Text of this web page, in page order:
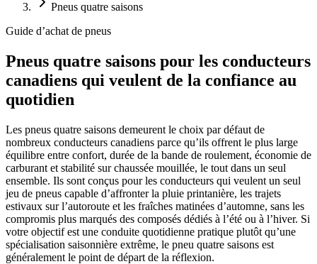
Pneus quatre saisons
Guide d’achat de pneus
Pneus quatre saisons pour les conducteurs
canadiens qui veulent de la confiance au
quotidien
Les pneus quatre saisons demeurent le choix par défaut de
nombreux conducteurs canadiens parce qu’ils offrent le plus large
équilibre entre confort, durée de la bande de roulement, économie de
carburant et stabilité sur chaussée mouillée, le tout dans un seul
ensemble. Ils sont conçus pour les conducteurs qui veulent un seul
jeu de pneus capable d’affronter la pluie printanière, les trajets
estivaux sur l’autoroute et les fraîches matinées d’automne, sans les
compromis plus marqués des composés dédiés à l’été ou à l’hiver. Si
votre objectif est une conduite quotidienne pratique plutôt qu’une
spécialisation saisonnière extrême, le pneu quatre saisons est
généralement le point de départ de la réflexion.